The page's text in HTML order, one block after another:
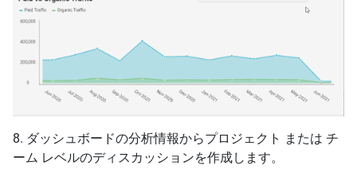
8. ダッシュボードの分析情報からプロジェクト または チ
ーム レベルのディスカッションを作成します。